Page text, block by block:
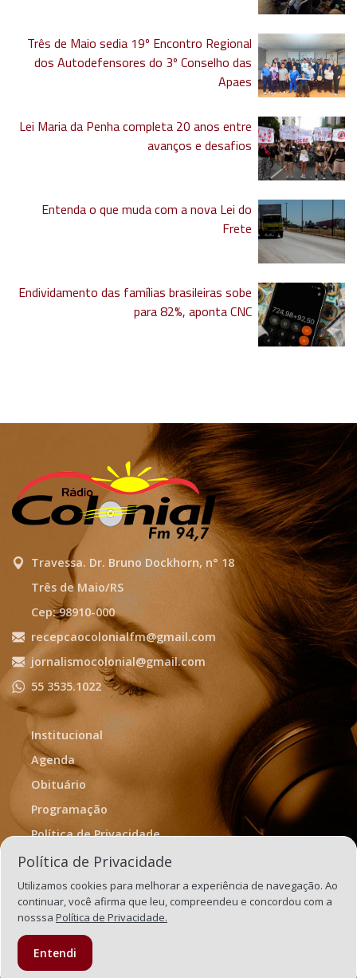
Três de Maio sedia 19º Encontro Regional
dos Autodefensores do 3º Conselho das
Apaes
Lei Maria da Penha completa 20 anos entre
avanços e desafios
Entenda o que muda com a nova Lei do
Frete
Endividamento das famílias brasileiras sobe
para 82%, aponta CNC
Travessa. Dr. Bruno Dockhorn, n° 18
Três de Maio/RS
Cep: 98910-000
recepcaocolonialfm@gmail.com
jornalismocolonial@gmail.com
55 3535.1022
Institucional
Agenda
Obituário
Programação
Política de Privacidade
Termos de Uso
Política de Privacidade
Utilizamos cookies para melhorar a experiência de navegação. Ao
continuar, você afirma que leu, compreendeu e concordou com a
nosssa Política de Privacidade.
Entendi